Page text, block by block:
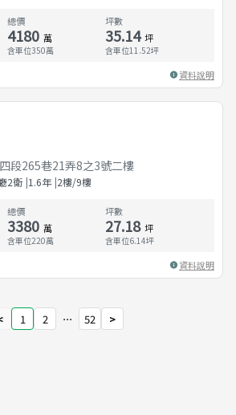
總價
4180 萬
含車位350萬
坪數
35.14 坪
含車位11.52坪
資料說明
段265巷21弄8之3號二樓
2衛 1.6年 2樓/9樓
總價
3380 萬
含車位220萬
坪數
27.18 坪
含車位6.14坪
資料說明
1 2 ⋯ 52 >